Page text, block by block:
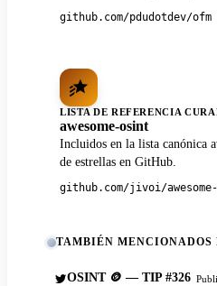
github.com/pdudotdev/ofm
LISTA DE REFERENCIA
awesome-osint
Incluidos en la lista canónica
de estrellas en GitHub.
github.com/jivoi/
TAMBIÉN MENCIONADOS
OSINT 🪙 — TIP #326